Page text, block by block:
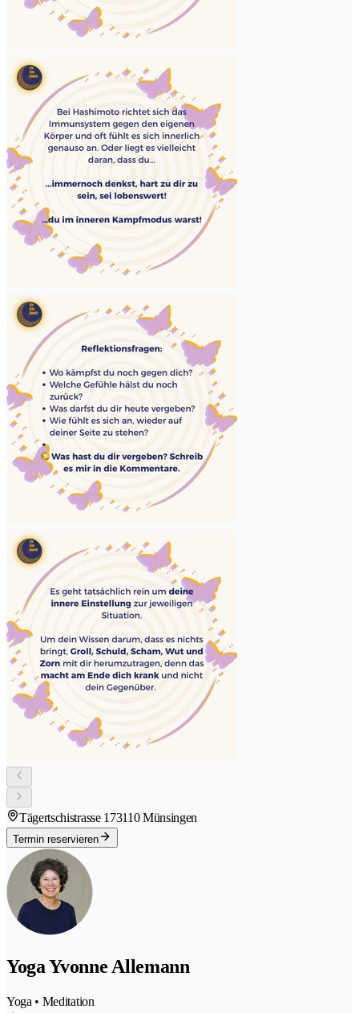
Tägertschistrasse 173110 Münsingen
Termin reservieren
Yoga Yvonne Allemann
Yoga • Meditation